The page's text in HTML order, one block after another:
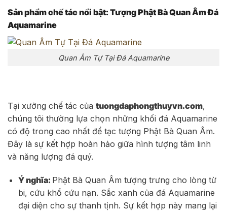
Sản phẩm chế tác nổi bật: Tượng Phật Bà Quan Âm Đá
Aquamarine
Quan Âm Tự Tại Đá Aquamarine
Tại xưởng chế tác của tuongdaphongthuyvn.com,
chúng tôi thường lựa chọn những khối đá Aquamarine
có độ trong cao nhất để tạc tượng Phật Bà Quan Âm.
Đây là sự kết hợp hoàn hảo giữa hình tượng tâm linh
và năng lượng đá quý.
Ý nghĩa: Phật Bà Quan Âm tượng trưng cho lòng từ
bi, cứu khổ cứu nạn. Sắc xanh của đá Aquamarine
đại diện cho sự thanh tịnh. Sự kết hợp này mang lại